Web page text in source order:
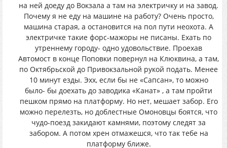
на ней доеду до Вокзала а там на электричку и на завод.
Почему я не еду на машине на работу? Очень просто,
машина старая, а остановится на пол пути неохота. А
электричке такие форс-мажоры не писаны. Ехать по
утреннему городу- одно удовольствие. Проехав
Автомост в конце Поповки повернул на Клюквина, а там,
по Октябрьской до Привокзальной рукой подать. Менее
10 минут езды. Эхх, если бы не «Сапсан», то можно
было- бы доехать до заводика «Канат» , а там пройти
пешком прямо на платформу. Но нет, мешает забор. Его
можно перелезть, но доблестные Омоновцы боятся, что
чудо-поезд закидают камнями, поэтому следят за
забором. А потом хрен отмажешся, что так тебе на
платформу ближе.